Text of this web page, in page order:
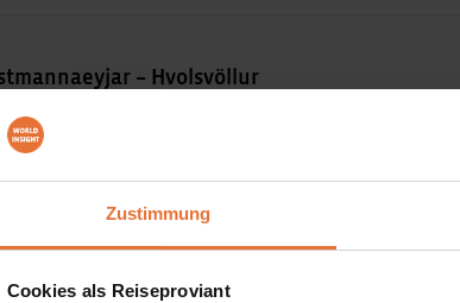
Zustimmung
Cookies als Reiseproviant
– Hvolsvöllur
mit Wanderung auf den Vulkan Eldfell
– Skogafoss – Dyrholaey –
und Skogafoss, Vogelfelsen von Dyrholaey,
mit Diamond Beach